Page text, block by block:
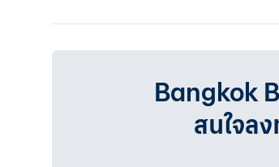
Bangkok
สนใจล